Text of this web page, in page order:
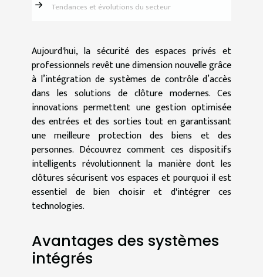
Tendances et évolutions du secteur
Aujourd'hui, la sécurité des espaces privés et
professionnels revêt une dimension nouvelle grâce
à l’intégration de systèmes de contrôle d’accès
dans les solutions de clôture modernes. Ces
innovations permettent une gestion optimisée
des entrées et des sorties tout en garantissant
une meilleure protection des biens et des
personnes. Découvrez comment ces dispositifs
intelligents révolutionnent la manière dont les
clôtures sécurisent vos espaces et pourquoi il est
essentiel de bien choisir et d'intégrer ces
technologies.
Avantages des systèmes
intégrés